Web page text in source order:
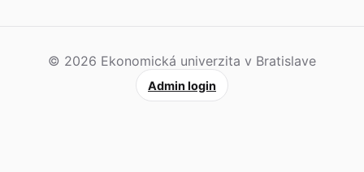
© 2026 Ekonomická univerzita v Bratislave
Admin login